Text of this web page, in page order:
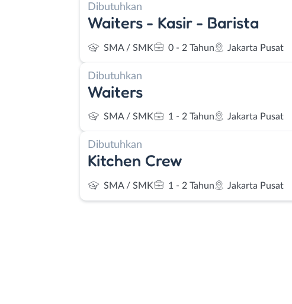
Dibutuhkan
Waiters - Kasir - Barista
SMA / SMK 0 - 2 Tahun Jakarta Pusat
Dibutuhkan
Waiters
SMA / SMK 1 - 2 Tahun Jakarta Pusat
Dibutuhkan
Kitchen Crew
SMA / SMK 1 - 2 Tahun Jakarta Pusat